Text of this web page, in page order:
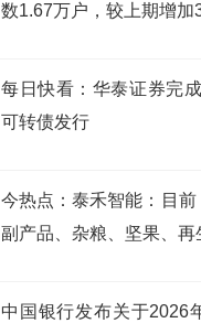
数1.67万户，较上期增加
每日快看：华泰证券完
可转债发行
今热点：泰禾智能：目
副产品、杂粮、坚果、
中国银行发布关于2026